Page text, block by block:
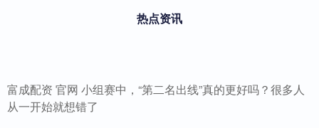
热点资讯
富成配资 官网 小组赛中，“第二名出线”真的更好吗？很多人
从一开始就想错了